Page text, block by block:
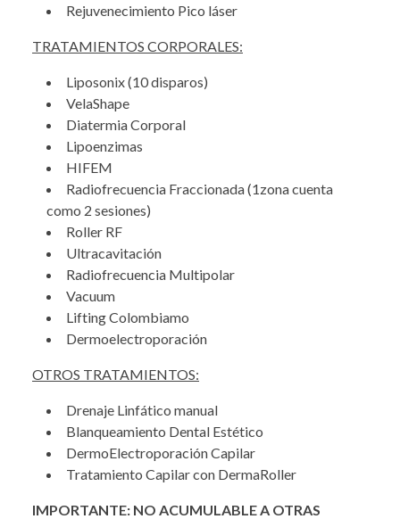
Rejuvenecimiento Pico láser
TRATAMIENTOS CORPORALES:
Liposonix (10 disparos)
VelaShape
Diatermia Corporal
Lipoenzimas
HIFEM
Radiofrecuencia Fraccionada (1zona cuenta
como 2 sesiones)
Roller RF
Ultracavitación
Radiofrecuencia Multipolar
Vacuum
Lifting Colombiamo
Dermoelectroporación
OTROS TRATAMIENTOS:
Drenaje Linfático manual
Blanqueamiento Dental Estético
DermoElectroporación Capilar
Tratamiento Capilar con DermaRoller
IMPORTANTE: NO ACUMULABLE A OTRAS